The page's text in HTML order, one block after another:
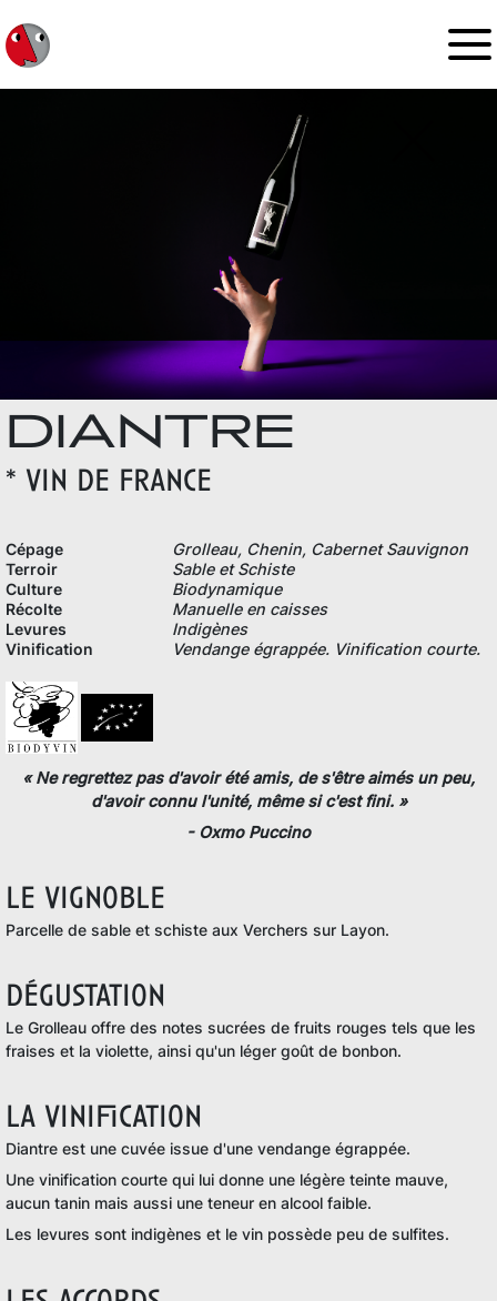
DIANTRE
* vin de france
Cépage
Grolleau, Chenin, Cabernet Sauvignon
Terroir
Sable et Schiste
Culture
Biodynamique
Récolte
Manuelle en caisses
Levures
Indigènes
Vinification
Vendange égrappée. Vinification courte.
« Ne regrettez pas d'avoir été amis, de s'être aimés un peu,
d'avoir connu l'unité, même si c'est fini.»
- Oxmo Puccino
le vignoble
Parcelle de sable et schiste aux Verchers sur Layon.
dégustation
Le Grolleau offre des notes sucrées de fruits rouges tels que les
fraises et la violette, ainsi qu'un léger goût de bonbon.
la vinification
Diantre est une cuvée issue d'une vendange égrappée.
Une vinification courte qui lui donne une légère teinte mauve,
aucun tanin mais aussi une teneur en alcool faible.
Les levures sont indigènes et le vin possède peu de sulfites.